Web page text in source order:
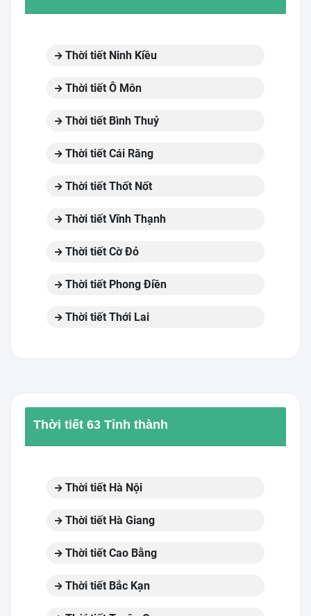
Thời tiết Ninh Kiều
Thời tiết Ô Môn
Thời tiết Bình Thuỷ
Thời tiết Cái Răng
Thời tiết Thốt Nốt
Thời tiết Vĩnh Thạnh
Thời tiết Cờ Đỏ
Thời tiết Phong Điền
Thời tiết Thới Lai
Thời tiết 63 Tỉnh thành
Thời tiết Hà Nội
Thời tiết Hà Giang
Thời tiết Cao Bằng
Thời tiết Bắc Kạn